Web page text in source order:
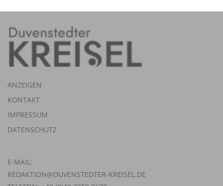
ANZEIGEN
KONTAKT
IMPRESSUM
DATENSCHUTZ
E-MAIL:
REDAKTION@DUVENSTEDTER-KREISEL.DE